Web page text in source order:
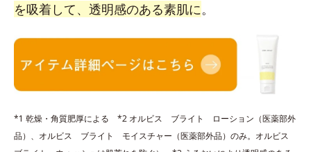
を吸着して、透明感のある素肌に。
*1 乾燥・角質肥厚による *2 オルビス ブライト ローション（医薬部外
品）、オルビス ブライト モイスチャー（医薬部外品）のみ。オルビス